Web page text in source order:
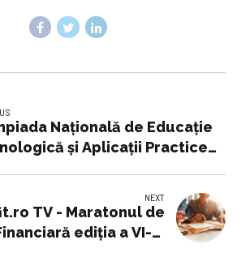
Națională de Educație
și Aplicații Practice
NEXT
TV - Maratonul de
ediţia a VI-a: